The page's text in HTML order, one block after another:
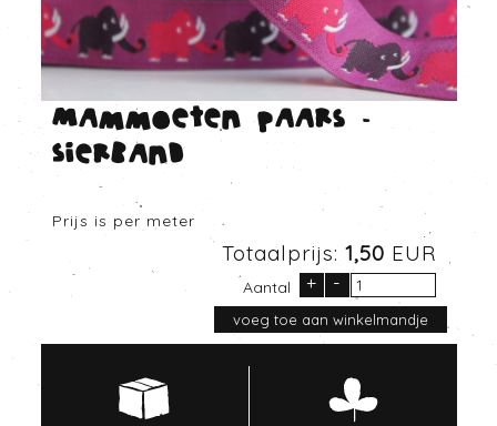
Mammoeten paars -
Sierband
Prijs is per meter
Totaalprijs: 1,50 EUR
Aantal + -